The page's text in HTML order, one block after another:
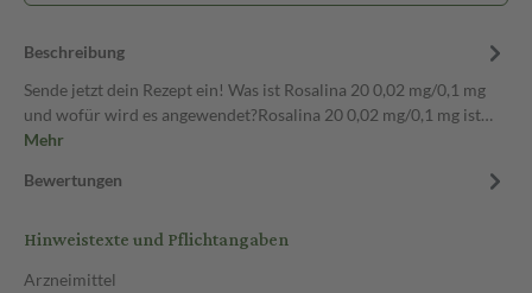
Beschreibung
Sende jetzt dein Rezept ein! Was ist Rosalina 20 0,02 mg/0,1 mg
und wofür wird es angewendet?Rosalina 20 0,02 mg/0,1 mg ist…
Mehr
Bewertungen
Hinweistexte und Pflichtangaben
Arzneimittel